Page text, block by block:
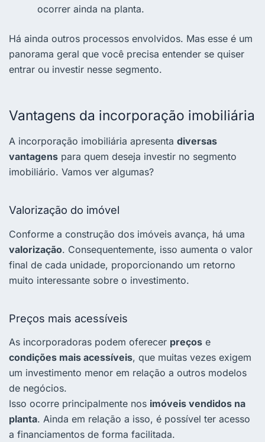
ocorrer ainda na planta.
Há ainda outros processos envolvidos. Mas esse é um
panorama geral que você precisa entender se quiser
entrar ou investir nesse segmento.
Vantagens da incorporação imobiliária
A incorporação imobiliária apresenta diversas
vantagens para quem deseja investir no segmento
imobiliário. Vamos ver algumas?
Valorização do imóvel
Conforme a construção dos imóveis avança, há uma
valorização. Consequentemente, isso aumenta o valor
final de cada unidade, proporcionando um retorno
muito interessante sobre o investimento.
Preços mais acessíveis
As incorporadoras podem oferecer preços e
condições mais acessíveis, que muitas vezes exigem
um investimento menor em relação a outros modelos
de negócios.
Isso ocorre principalmente nos imóveis vendidos na
planta. Ainda em relação a isso, é possível ter acesso
a financiamentos de forma facilitada.